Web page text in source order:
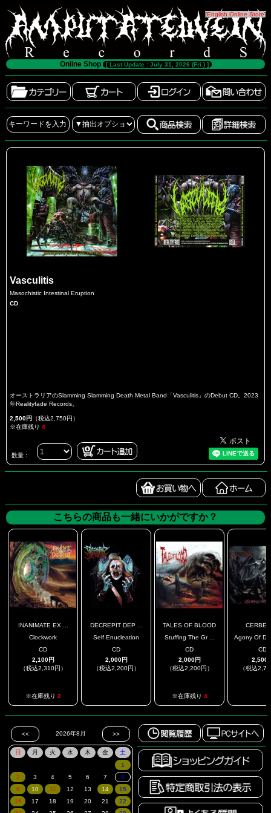
[English Online Store]
Online Shop [ Last Update : July 31, 2026 (Fri.) ]
Vasculitis
Masochistic Intestinal Eruption
CD
オーストラリアのSlamming Slamming Death Metal Band「Vasculitis」のDebut CD。2023
年Realityfade Records。
2,500円 （税込2,750円）
※在庫残り 4
数量：
こちらの商品も一緒にいかがですか？
INANIMATE EX ...
Clockwork
CD
2,100円
（税込2,310円）
※在庫残り 2
DECREPIT DEP ...
Self Enucleation
CD
2,000円
（税込2,200円）
TALES OF BLOOD
Stuffing The Gr ...
CD
2,000円
（税込2,200円）
※在庫残り 4
Agony Of
CD
2,500
（税込